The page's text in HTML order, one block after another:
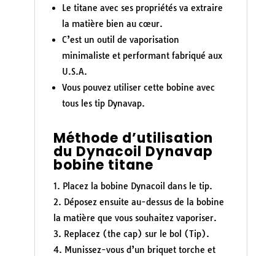
Le titane avec ses propriétés va extraire
la matière bien au cœur.
C’est un outil de vaporisation
minimaliste et performant fabriqué aux
U.S.A.
Vous pouvez utiliser cette bobine avec
tous les tip Dynavap.
Méthode d’utilisation
du Dynacoil Dynavap
bobine titane
Placez la bobine Dynacoil dans le tip.
Déposez ensuite au-dessus de la bobine
la matière que vous souhaitez vaporiser.
Replacez (the cap) sur le bol (Tip).
Munissez-vous d’un briquet torche et